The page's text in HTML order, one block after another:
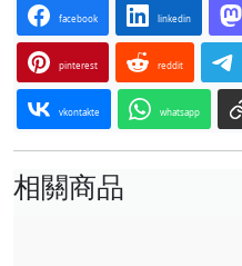
facebook linkedin
pinterest reddit
vkontakte whatsapp
相關商品